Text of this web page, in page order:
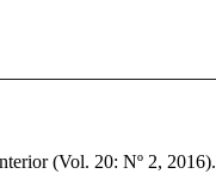
(Vol. 20: Nº 2, 2016).